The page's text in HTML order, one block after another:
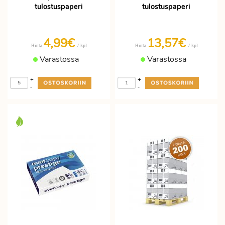
tulostuspaperi
Hinta 4,99€ / kpl
Varastossa
-
+
tulostuspaperi
Hinta 13,57€ / kpl
Varastossa
-
+